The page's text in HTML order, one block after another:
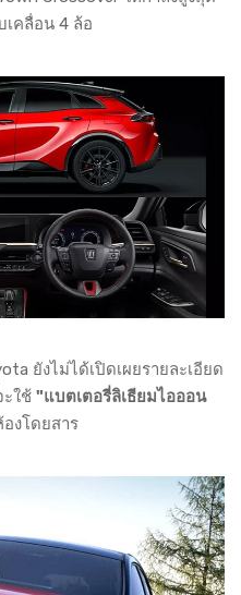
เคลื่อน 4 ล้อ
ยังไม่ได้เปิดเผยรายละเอียด
ะใช้ "แบตเตอรี่ลิเธียมไอออน
งโดยสาร